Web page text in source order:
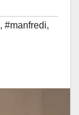
, #manfredi,